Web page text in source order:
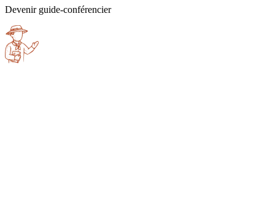
Devenir guide-conférencier